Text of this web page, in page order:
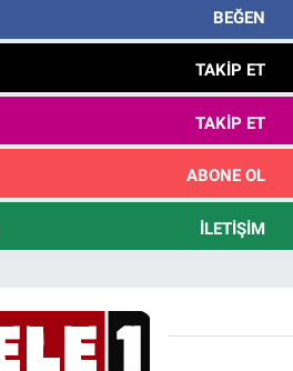
BEĞEN
TAKIP ET
TAKIP ET
ABONE OL
İLETIŞIM